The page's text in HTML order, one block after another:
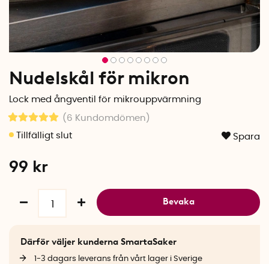
Nudelskål för mikron
Lock med ångventil för mikrouppvärmning
(6 Kundomdömen )
Spara
99 kr
Bevaka
Därför väljer kunderna SmartaSaker
1-3 dagars leverans från vårt lager i Sverige